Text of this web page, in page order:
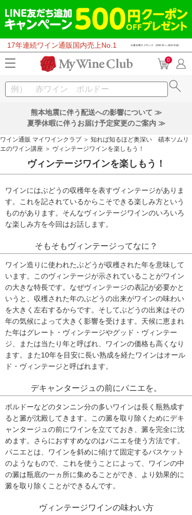
17年連続ワイン通販国内売上No.1
0
熊本地震に伴う配送への影響について ≫
夏季休暇に伴うお届け予定変更のご案内 ≫
ワイン通販 マイワインクラブ ＞ 知れば知るほど奥深い 磧本ソムリ
エのワイン講座 ＞ ヴィンテージワインを楽しもう！
ヴィンテージワインを楽しもう！
ワインにはぶどうの収穫年を表すヴィンテージがありま
す。これを記されているからこそできる楽しみ方という
ものがあります。そんなヴィンテージワインのいろいろ
な楽しみ方を今回はお話します。
そもそもヴィンテージってなに？
ワイン造りに使われたぶどうが収穫された年を意味して
います。このヴィンテージが示されていることがワイン
の大きな特長です。なぜヴィンテージの表記が必要かと
いうと、収穫された年のぶどうの出来がワインの味わい
を大きく左右するからです。そしてぶどうの出来はその
年の気候によって大きく影響を受けます。天候に恵まれ
た年はグレート・ヴィンテージやグッド・ヴィンテー
ジ、または当たり年と呼ばれ、ワインの価格も高くなり
ます。また10年を目安に長い熟成を経たワインはオール
ド・ヴィンテージと呼ばれます。
デキャンタージュの前にパニエを。
ボルドーなどのタンニン分の多いワインは長く瓶熟成す
ると澱が沈殿してきます。この澱を取り除くためにデキ
ャンタージュの前にワインを立てておき、澱を完全に沈
めます。さらにおすすめなのはパニエを使う方法です。
パニエとは、ワインを斜めに傾けて固定するバスケット
のようなもので、これを使うことによって、ワインの中
の澱は瓶底の一ヵ所に集めることができ、より効果的に
澱を取り除くことができるんです。
ヴィンテージワインの味わい方